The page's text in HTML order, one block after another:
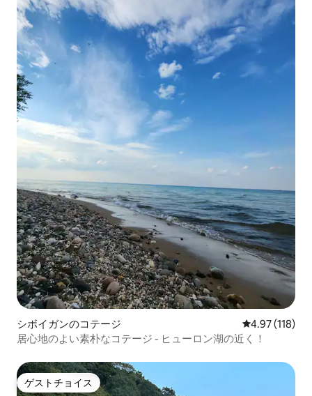
シボイガンのコテージ レビュー118
4.97 (118)
居心地のよい素朴なコテージ - ヒューロン湖の近く！
ゲストチョイス
ゲストチョイス